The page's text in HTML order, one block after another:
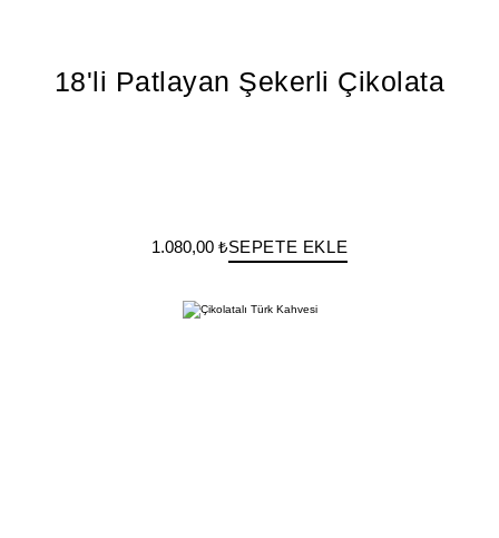
18'li Patlayan Şekerli Çikolata
1.080,00 ₺SEPETE EKLE